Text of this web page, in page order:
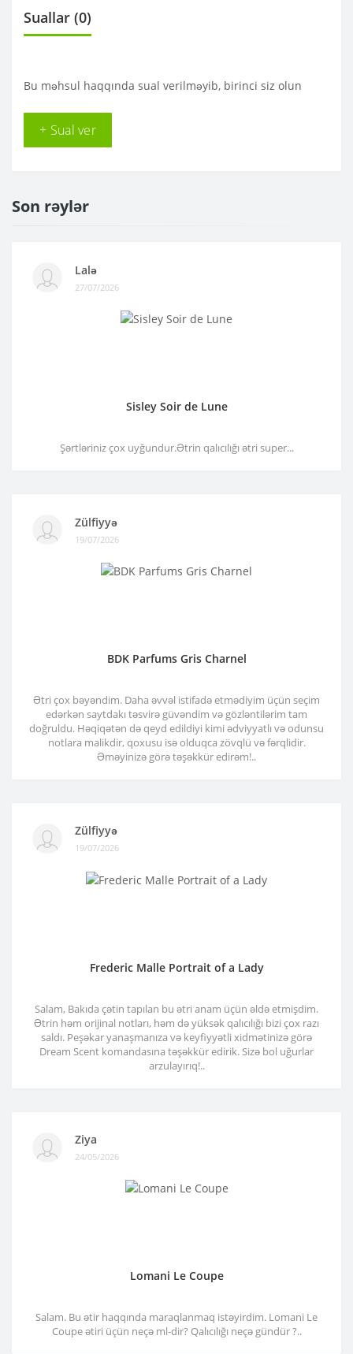
Suallar (0)
Bu məhsul haqqında sual verilməyib, birinci siz olun
+ Sual ver
Son rəylər
Lalə
27/07/2026
Sisley Soir de Lune
Şərtləriniz çox uyğundur.Ətrin qalıcılığı ətri super...
Zülfiyyə
19/07/2026
BDK Parfums Gris Charnel
Ətri çox bəyəndim. Daha əvvəl istifadə etmədiyim üçün seçim
edərkən saytdakı təsvirə güvəndim və gözləntilərim tam
doğruldu. Həqiqətən də qeyd edildiyi kimi ədviyyatlı və odunsu
notlara malikdir, qoxusu isə olduqca zövqlü və fərqlidir.
Əməyinizə görə təşəkkür edirəm!..
Zülfiyyə
19/07/2026
Frederic Malle Portrait of a Lady
Salam, Bakıda çətin tapılan bu ətri anam üçün əldə etmişdim.
Ətrin həm orijinal notları, həm də yüksək qalıcılığı bizi çox razı
saldı. Peşəkar yanaşmanıza və keyfiyyətli xidmətinizə görə
Dream Scent komandasına təşəkkür edirik. Sizə bol uğurlar
arzulayırıq!..
Ziya
24/05/2026
Lomani Le Coupe
Salam. Bu ətir haqqında maraqlanmaq istəyirdim. Lomani Le
Coupe ətiri üçün neçə ml-dir? Qalıcılığı neçə gündür ?..